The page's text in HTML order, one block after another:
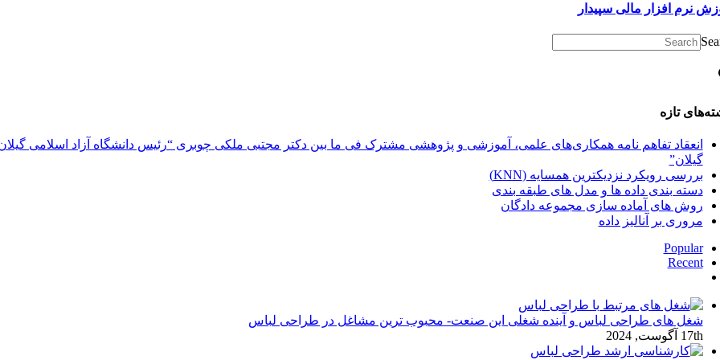
نرم افزار مالی سپیدار
تازه
انعقاد تفاهم نامه همکاری‌های علمی، آموزشی و پژوهشی مشترک فی ما بین دکتر مجتبی ملکی چوبری “رئیس دانشگاه آزاد اسلامی
گیلان”
بررسی رویکرد نزدیکترین همسایه (KNN)
دسته‌ بندی داده‌ ها و مدل‌ های طبقه‌ بندی
روش های آماده سازی مجموعه دادگان
مروری بر آنالیز داده
Popular
Recent
شغل های طراحی لباس و آینده شغلی این صنعت- محبوب ترین مشاغل در طراحی لباس
17th آگوست, 2024